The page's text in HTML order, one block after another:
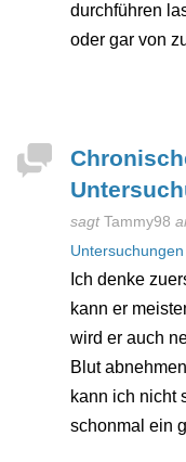
durchführen
oder gar von
sagt Tammy98
Ich denke
kann er
wird er auch
Blut
kann ich nicht
schonmal ein